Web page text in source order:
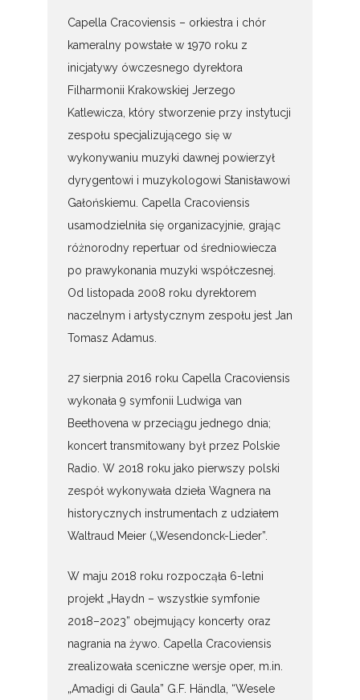
Capella Cracoviensis – orkiestra i chór
kameralny powstałe w 1970 roku z
inicjatywy ówczesnego dyrektora
Filharmonii Krakowskiej Jerzego
Katlewicza, który stworzenie przy instytucji
zespołu specjalizującego się w
wykonywaniu muzyki dawnej powierzył
dyrygentowi i muzykologowi Stanisławowi
Gałońskiemu. Capella Cracoviensis
usamodzielniła się organizacyjnie, grając
różnorodny repertuar od średniowiecza
po prawykonania muzyki współczesnej.
Od listopada 2008 roku dyrektorem
naczelnym i artystycznym zespołu jest Jan
Tomasz Adamus.
27 sierpnia 2016 roku Capella Cracoviensis
wykonała 9 symfonii Ludwiga van
Beethovena w przeciągu jednego dnia;
koncert transmitowany był przez Polskie
Radio. W 2018 roku jako pierwszy polski
zespół wykonywała dzieła Wagnera na
historycznych instrumentach z udziałem
Waltraud Meier („Wesendonck-Lieder”.
W maju 2018 roku rozpocząła 6-letni
projekt „Haydn – wszystkie symfonie
2018–2023” obejmujący koncerty oraz
nagrania na żywo. Capella Cracoviensis
zrealizowała sceniczne wersje oper, m.in.
„Amadigi di Gaula” G.F. Händla, “Wesele